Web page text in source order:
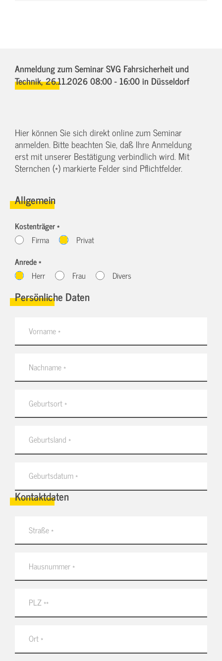
Anmeldung zum Seminar SVG Fahrsicherheit und
Technik,26.11.2026 08:00 - 16:00in Düsseldorf
Hier können Sie sich direkt online zum Seminar
anmelden. Bitte beachten Sie, daß Ihre Anmeldung
erst mit unserer Bestätigung verbindlich wird. Mit
Sternchen (*) markierte Felder sind Pflichtfelder.
Allgemein
Kostenträger *
Firma
Privat
Anrede *
Herr
Frau Divers
Persönliche Daten
Kontaktdaten